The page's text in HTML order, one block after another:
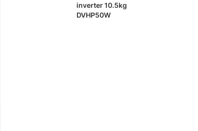
inverter 10.5kg
DVHP50W